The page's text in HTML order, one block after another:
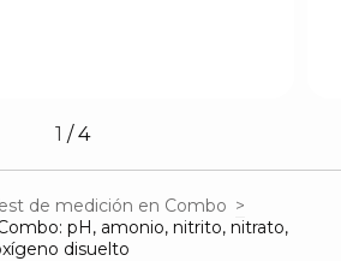
1 /4
de medición en Combo >
pH, amonio, nitrito, nitrato,
disuelto